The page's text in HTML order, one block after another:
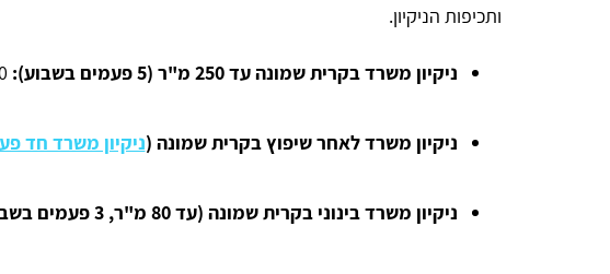
ותכיפות הניקיון.
ניקיון משרד בקרית שמונה עד 250 מ"ר (5 פעמים בשבוע):
ניקיון משרד לאחר שיפוץ בקרית שמונה (ניקיון משרד חד
ניקיון משרד בינוני בקרית שמונה (עד 80 מ"ר, 3 פעמים בשבוע):